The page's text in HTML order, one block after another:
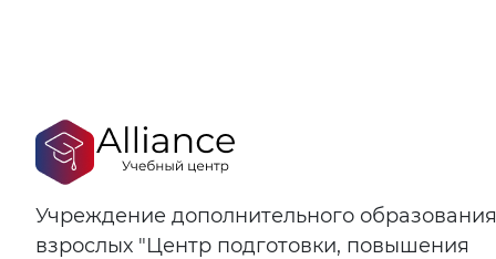
Учреждение дополнительного образования
взрослых "Центр подготовки, повышения